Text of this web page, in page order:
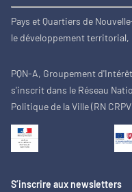
Pays et Quartiers de
le développement territorial,
PQN-A, Groupement
s'inscrit dans le Réseau
Politique de la Ville (RN
S’inscrire aux newsletters